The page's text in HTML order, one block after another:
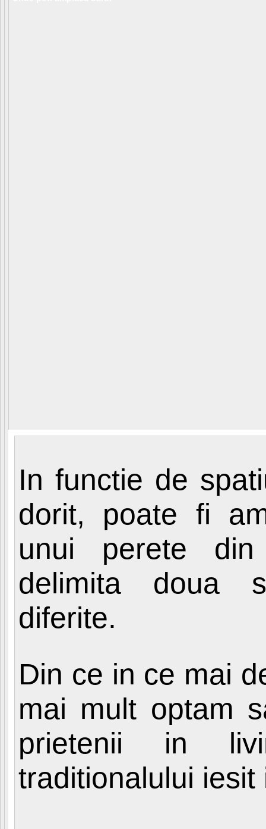
In functie de
dorit, poate fi
unui perete
delimita doua
diferite.
Din ce in ce mai
mai mult optam
prietenii in
traditionalului iesit